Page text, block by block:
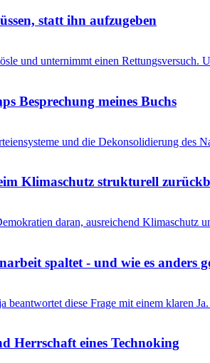
statt ihn aufzugeben
und unternimmt einen
Besprechung meines Buchs
und die Dekonsolidierung
Klimaschutz strukturell
daran, ausreichend Klimaschutz
spaltet - und wie es anders
diese Frage mit einem klaren
Herrschaft eines Technoking